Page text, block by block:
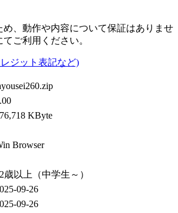
め、動作や内容について保証はありませ
ご利用ください。
ジット表記など)
KByte
Browser
歳以上（中学生～）
09-26
09-26